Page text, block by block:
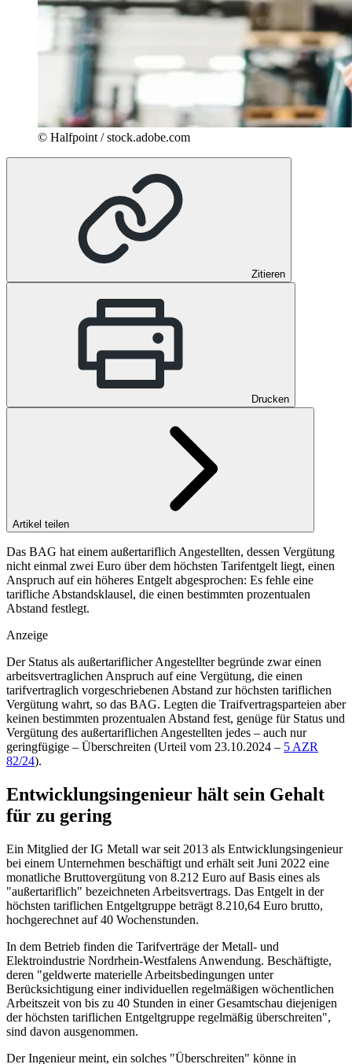
© Halfpoint / stock.adobe.com
Zitieren
Drucken
Artikel teilen
Das BAG hat einem außertariflich Angestellten, dessen Vergütung
nicht einmal zwei Euro über dem höchsten Tarifentgelt liegt, einen
Anspruch auf ein höheres Entgelt abgesprochen: Es fehle eine
tarifliche Abstandsklausel, die einen bestimmten prozentualen
Abstand festlegt.
Anzeige
Der Status als außertariflicher Angestellter begründe zwar einen
arbeitsvertraglichen Anspruch auf eine Vergütung, die einen
tarifvertraglich vorgeschriebenen Abstand zur höchsten tariflichen
Vergütung wahrt, so das BAG. Legten die Traifvertragsparteien aber
keinen bestimmten prozentualen Abstand fest, genüge für Status und
Vergütung des außertariflichen Angestellten jedes – auch nur
geringfügige – Überschreiten (Urteil vom 23.10.2024 – 5 AZR
82/24).
Entwicklungsingenieur hält sein Gehalt
für zu gering
Ein Mitglied der IG Metall war seit 2013 als Entwicklungsingenieur
bei einem Unternehmen beschäftigt und erhält seit Juni 2022 eine
monatliche Bruttovergütung von 8.212 Euro auf Basis eines als
"außertariflich" bezeichneten Arbeitsvertrags. Das Entgelt in der
höchsten tariflichen Entgeltgruppe beträgt 8.210,64 Euro brutto,
hochgerechnet auf 40 Wochenstunden.
In dem Betrieb finden die Tarifverträge der Metall- und
Elektroindustrie Nordrhein-Westfalens Anwendung. Beschäftigte,
deren "geldwerte materielle Arbeitsbedingungen unter
Berücksichtigung einer individuellen regelmäßigen wöchentlichen
Arbeitszeit von bis zu 40 Stunden in einer Gesamtschau diejenigen
der höchsten tariflichen Entgeltgruppe regelmäßig überschreiten",
sind davon ausgenommen.
Der Ingenieur meint, ein solches "Überschreiten" könne in